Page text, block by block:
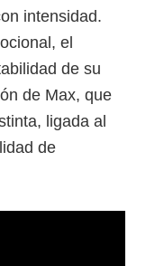
intensidad.
el
de su
de Max, que
ligada al
de